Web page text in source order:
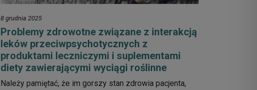
8 grudnia 2025
Problemy zdrowotne związane z interakcją
leków przeciwpsychotycznych z
produktami leczniczymi i suplementami
diety zawierającymi wyciągi roślinne
Należy pamiętać, że im gorszy stan zdrowia pacjenta,